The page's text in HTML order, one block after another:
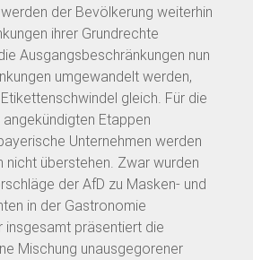
der Bevölkerung weiterhin
ihrer Grundrechte
Ausgangsbeschränkungen nun
umgewandelt werden,
gleich. Für die
Etappen
Unternehmen werden
nicht überstehen. Zwar wurden
der AfD zu Masken- und
in der Gastronomie
insgesamt präsentiert die
Mischung unausgegorener